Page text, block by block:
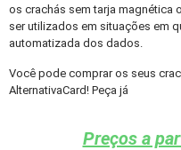
os crachás sem tarja magnética
ser utilizados em situações em
automatizada dos dados.
Você pode comprar os seus
AlternativaCard! Peça já
Preços a